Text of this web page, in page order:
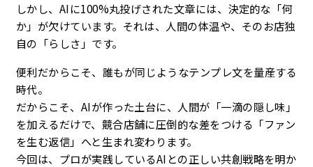
しかし、AIに100%丸投げされた文章には、決定的な「何
か」が欠けています。それは、人間の体温や、そのお店独
自の「らしさ」です。
便利だからこそ、誰もが同じようなテンプレ文を量産する
時代。
だからこそ、AIが作った土台に、人間が「一滴の隠し味」
を加えるだけで、競合店舗に圧倒的な差をつける「ファン
を生む返信」へと生まれ変わります。
今回は、プロが実践しているAIとの正しい共創戦略を明か